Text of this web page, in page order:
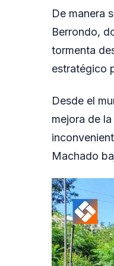
De manera
Berrondo,
tormenta
estratégico
Desde el
mejora de
Machado